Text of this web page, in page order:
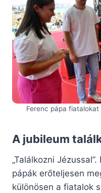
Ferenc pápa
A jubileum
„Találkozni
pápák erőteljesen
különösen a fiatalok